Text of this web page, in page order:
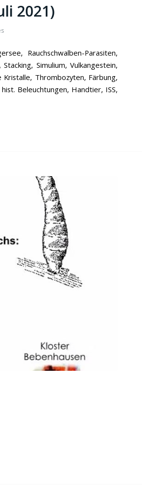
2021)
Rauchschwalben-Parasiten,
Simulium, Vulkangestein,
Thrombozyten, Färbung,
Beleuchtungen, Handtier, ISS,